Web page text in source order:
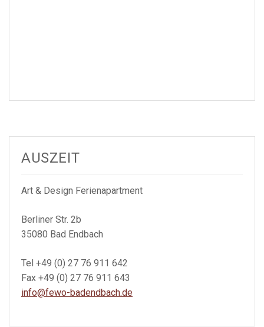
AUSZEIT
Art & Design Ferienapartment
Berliner Str. 2b
35080 Bad Endbach
Tel +49 (0) 27 76 911 642
Fax +49 (0) 27 76 911 643
info@fewo-badendbach.de